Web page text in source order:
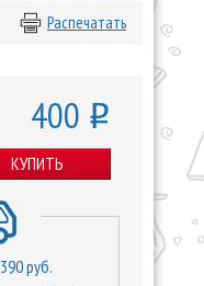
Распечатать
400 o
КУПИТЬ
390 руб.